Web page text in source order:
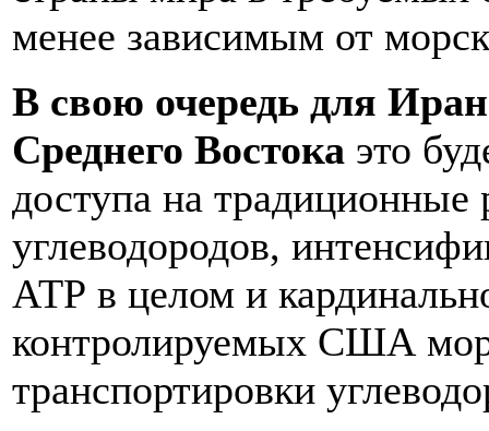
менее зависимым от
В свою очередь для
Среднего Востока это
доступа на
углеводородов,
АТР в целом и
контролируемых США
транспортировки